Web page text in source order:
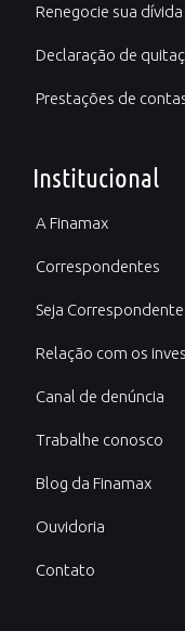
Renegocie sua dívida
Declaração de
Prestações de
Institucional
A Finamax
Correspondentes
Seja Correspondente
Relação com os
Canal de denúncia
Trabalhe conosco
Blog da Finamax
Ouvidoria
Contato